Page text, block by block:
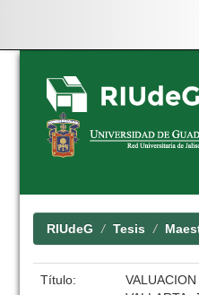
Skip
navigation
RIUdeG Tesis
Título: